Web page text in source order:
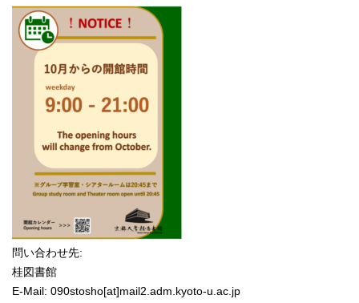
問い合わせ先:
桂図書館
E-Mail: 090stosho[at]mail2.adm.kyoto-u.ac.jp